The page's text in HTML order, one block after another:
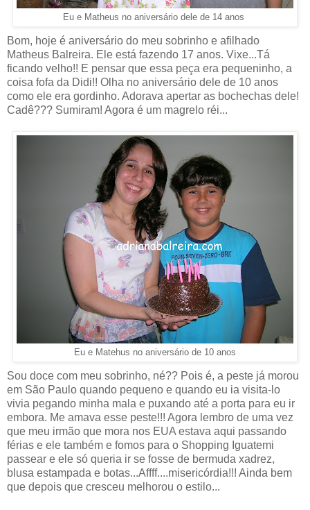
Eu e Matheus no aniversário dele de 14 anos
Bom, hoje é aniversário do meu sobrinho e afilhado
Matheus Balreira. Ele está fazendo 17 anos. Vixe...Tá
ficando velho!! E pensar que essa peça era pequeninho, a
coisa fofa da Didi!! Olha no aniversário dele de 10 anos
como ele era gordinho. Adorava apertar as bochechas dele!
Cadê??? Sumiram! Agora é um magrelo réi...
Eu e Matehus no aniversário de 10 anos
Sou doce com meu sobrinho, né?? Pois é, a peste já morou
em São Paulo quando pequeno e quando eu ia visita-lo
vivia pegando minha mala e puxando até a porta para eu ir
embora. Me amava esse peste!!! Agora lembro de uma vez
que meu irmão que mora nos EUA estava aqui passando
férias e ele também e fomos para o Shopping Iguatemi
passear e ele só queria ir se fosse de bermuda xadrez,
blusa estampada e botas...Affff....misericórdia!!! Ainda bem
que depois que cresceu melhorou o estilo...